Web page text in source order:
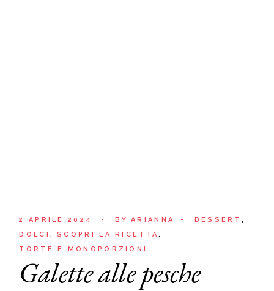
2 APRILE 2024 BY ARIANNA
DESSERT
DOLCI
SCOPRI LA RICETTA
TORTE E MONOPORZIONI
Galette alle pesche